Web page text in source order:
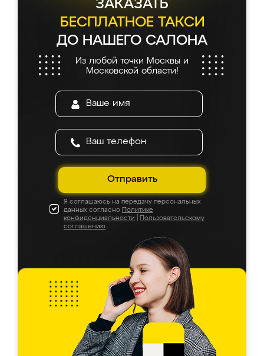
ЗАКАЗАТЬ
БЕСПЛАТНОЕ ТАКСИ
ДО НАШЕГО САЛОНА
Из любой точки Москвы и
Московской области!
Отправить
Я соглашаюсь на передачу персональных
данных согласно Политике
конфиденциальности
Пользовательскому
соглашению